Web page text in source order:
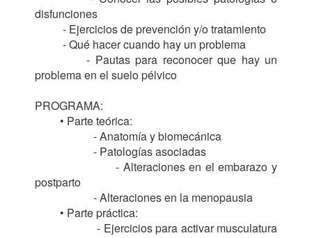
disfunciones
          - Pautas para reconocer que hay un
problema en el suelo pélvico
PROGRAMA:
                     - Alteraciones en el embarazo y
postparto
                    - Ejercicios para activar musculatura